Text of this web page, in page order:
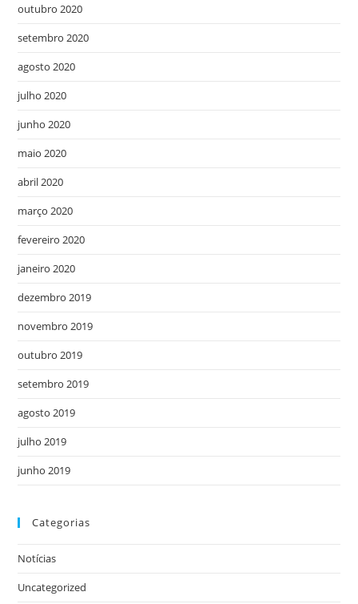
outubro 2020
setembro 2020
agosto 2020
julho 2020
junho 2020
maio 2020
abril 2020
março 2020
fevereiro 2020
janeiro 2020
dezembro 2019
novembro 2019
outubro 2019
setembro 2019
agosto 2019
julho 2019
junho 2019
Categorias
Notícias
Uncategorized